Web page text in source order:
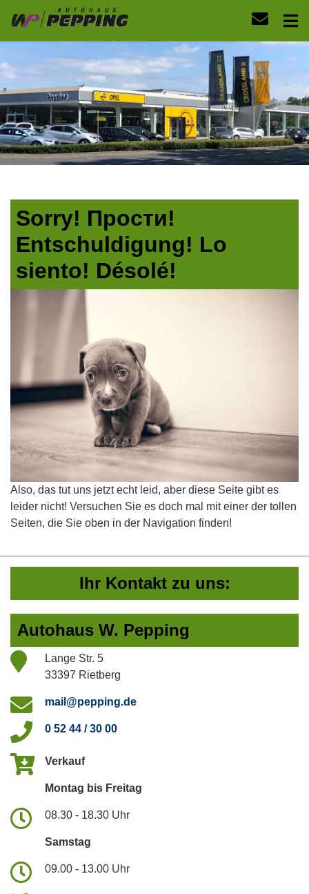
Sorry! Прости!
Entschuldigung! Lo
siento! Désolé!
Also, das tut uns jetzt echt leid, aber diese Seite gibt es
leider nicht! Versuchen Sie es doch mal mit einer der tollen
Seiten, die Sie oben in der Navigation finden!
Ihr Kontakt zu uns:
Autohaus W. Pepping
Lange Str. 5
33397 Rietberg
mail@pepping.de
0 52 44 / 30 00
Verkauf
Montag bis Freitag
08.30 - 18.30 Uhr
Samstag
09.00 - 13.00 Uhr